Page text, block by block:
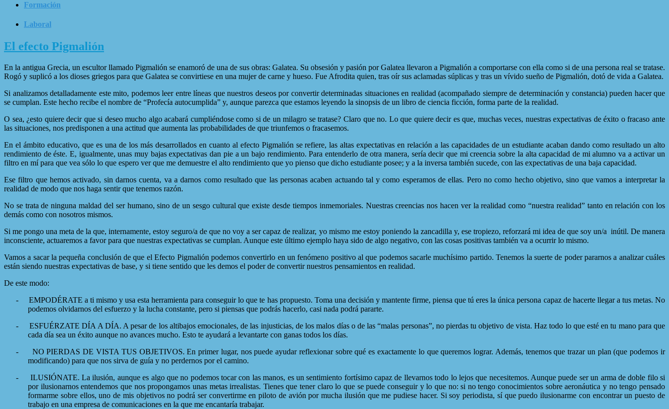
Formación
Laboral
El efecto Pigmalión
En la antigua Grecia, un escultor llamado Pigmalión se enamoró de una de sus obras: Galatea. Su obsesión y pasión por Galatea llevaron a Pigmalión a comportarse con ella como si de una persona real se tratase.
Rogó y suplicó a los dioses griegos para que Galatea se convirtiese en una mujer de carne y hueso. Fue Afrodita quien, tras oír sus aclamadas súplicas y tras un vívido sueño de Pigmalión, dotó de vida a Galatea.
Si analizamos detalladamente este mito, podemos leer entre líneas que nuestros deseos por convertir determinadas situaciones en realidad (acompañado siempre de determinación y constancia) pueden hacer que
se cumplan. Este hecho recibe el nombre de “Profecía autocumplida” y, aunque parezca que estamos leyendo la sinopsis de un libro de ciencia ficción, forma parte de la realidad.
O sea, ¿esto quiere decir que si deseo mucho algo acabará cumpliéndose como si de un milagro se tratase? Claro que no. Lo que quiere decir es que, muchas veces, nuestras expectativas de éxito o fracaso ante
las situaciones, nos predisponen a una actitud que aumenta las probabilidades de que triunfemos o fracasemos.
En el ámbito educativo, que es una de los más desarrollados en cuanto al efecto Pigmalión se refiere, las altas expectativas en relación a las capacidades de un estudiante acaban dando como resultado un alto
rendimiento de éste. E, igualmente, unas muy bajas expectativas dan pie a un bajo rendimiento. Para entenderlo de otra manera, sería decir que mi creencia sobre la alta capacidad de mi alumno va a activar un
filtro en mí para que vea sólo lo que espero ver que me demuestre el alto rendimiento que yo pienso que dicho estudiante posee; y a la inversa también sucede, con las expectativas de una baja capacidad.
Ese filtro que hemos activado, sin darnos cuenta, va a darnos como resultado que las personas acaben actuando tal y como esperamos de ellas. Pero no como hecho objetivo, sino que vamos a interpretar la
realidad de modo que nos haga sentir que tenemos razón.
No se trata de ninguna maldad del ser humano, sino de un sesgo cultural que existe desde tiempos inmemoriales. Nuestras creencias nos hacen ver la realidad como “nuestra realidad” tanto en relación con los
demás como con nosotros mismos.
Si me pongo una meta de la que, internamente, estoy seguro/a de que no voy a ser capaz de realizar, yo mismo me estoy poniendo la zancadilla y, ese tropiezo, reforzará mi idea de que soy un/a inútil. De manera
inconsciente, actuaremos a favor para que nuestras expectativas se cumplan. Aunque este último ejemplo haya sido de algo negativo, con las cosas positivas también va a ocurrir lo mismo.
Vamos a sacar la pequeña conclusión de que el Efecto Pigmalión podemos convertirlo en un fenómeno positivo al que podemos sacarle muchísimo partido. Tenemos la suerte de poder pararnos a analizar cuáles
están siendo nuestras expectativas de base, y si tiene sentido que les demos el poder de convertir nuestros pensamientos en realidad.
De este modo:
-
EMPODÉRATE a ti mismo y usa esta herramienta para conseguir lo que te has propuesto. Toma una decisión y mantente firme, piensa que tú eres la única persona capaz de hacerte llegar a tus metas. No
podemos olvidarnos del esfuerzo y la lucha constante, pero si piensas que podrás hacerlo, casi nada podrá pararte.
-
ESFUÉRZATE DÍA A DÍA. A pesar de los altibajos emocionales, de las injusticias, de los malos días o de las “malas personas”, no pierdas tu objetivo de vista. Haz todo lo que esté en tu mano para que
cada día sea un éxito aunque no avances mucho. Esto te ayudará a levantarte con ganas todos los días.
-
NO PIERDAS DE VISTA TUS OBJETIVOS. En primer lugar, nos puede ayudar reflexionar sobre qué es exactamente lo que queremos lograr. Además, tenemos que trazar un plan (que podemos ir
modificando) para que nos sirva de guía y no perdernos por el camino.
-
ILUSIÓNATE. La ilusión, aunque es algo que no podemos tocar con las manos, es un sentimiento fortísimo capaz de llevarnos todo lo lejos que necesitemos. Aunque puede ser un arma de doble filo si
por ilusionarnos entendemos que nos propongamos unas metas irrealistas. Tienes que tener claro lo que se puede conseguir y lo que no: si no tengo conocimientos sobre aeronáutica y no tengo pensado
formarme sobre ellos, uno de mis objetivos no podrá ser convertirme en piloto de avión por mucha ilusión que me pudiese hacer. Si soy periodista, sí que puedo ilusionarme con encontrar un puesto de
trabajo en una empresa de comunicaciones en la que me encantaría trabajar.